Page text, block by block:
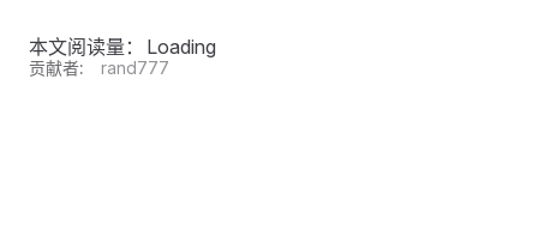
本文阅读量： Loading
贡献者: rand777